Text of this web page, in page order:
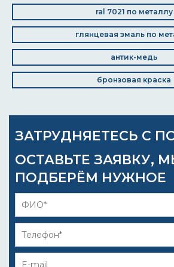
ral 7021 по металлу
глянцевая эмаль по
антик-медь
бронзовая краска
ЗАТРУДНЯЕТЕСЬ С
ОСТАВЬТЕ ЗАЯВКУ,
ПОДБЕРЁМ НУЖНОЕ